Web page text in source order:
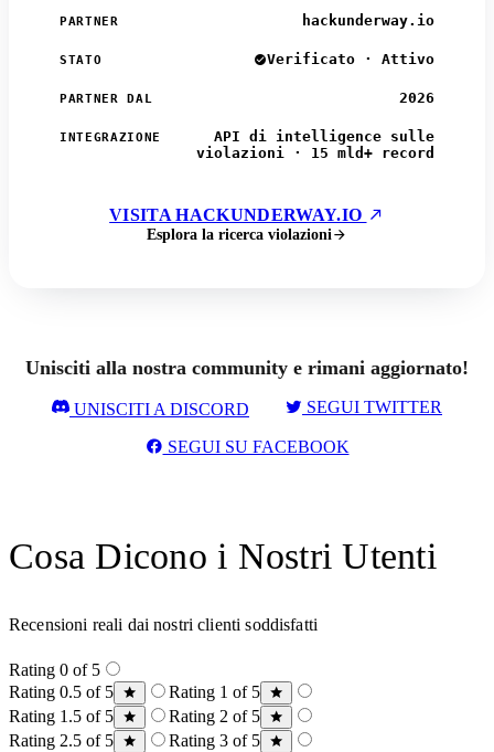
PARTNER hackunderway.io
STATO Verificato · Attivo
PARTNER DAL 2026
INTEGRAZIONE
API di intelligence sulle
violazioni · 15 mld+ record
VISITA HACKUNDERWAY.IO
Esplora la ricerca violazioni
Unisciti alla nostra community e rimani aggiornato!
UNISCITI A DISCORD SEGUI TWITTER
SEGUI SU FACEBOOK
Cosa Dicono i Nostri Utenti
Recensioni reali dai nostri clienti soddisfatti
Rating 0 of 5
Rating 0.5 of 5
Rating 1 of 5
Rating 1.5 of 5
Rating 2 of 5
Rating 2.5 of 5
Rating 3 of 5